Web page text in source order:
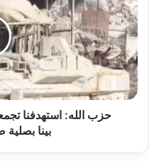
استهدفنا تجمعا لقوات
إسرائيلية
في
"روش
بينا بصلية
صاروخية
كبيرة"
حزب الله: استهدفنا
بينا